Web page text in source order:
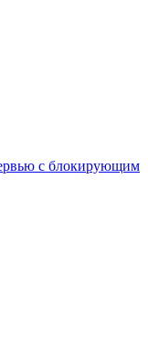
с блокирующим